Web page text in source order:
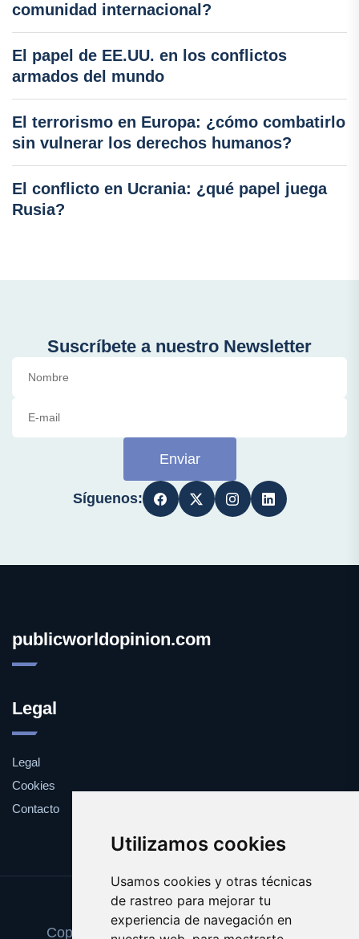
Utilizamos cookies
Usamos cookies y otras técnicas
de rastreo para mejorar tu
experiencia de navegación en
comunidad internacional?
El papel de EE.UU. en los conflictos
armados del mundo
El terrorismo en Europa: ¿cómo combatirlo
sin vulnerar los derechos humanos?
El conflicto en Ucrania: ¿qué papel juega
Rusia?
Suscríbete a nuestro Newsletter
Enviar
Síguenos:
publicworldopinion.com
Legal
Legal
Cookies
Contacto
Update cookies preferences
Copyright © 2025 publicworldopinion.com